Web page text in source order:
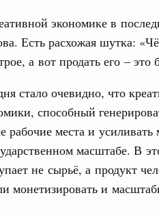
экономике в
Есть расхожая шутка:
а вот продать его – это
стало очевидно, что
способный
рабочие места и
масштабе. В
не сырьё, а продукт
монетизировать и